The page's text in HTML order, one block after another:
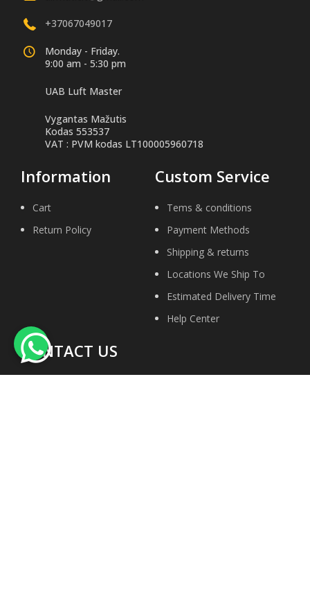
+37067049017
Monday - Friday.
9:00 am - 5:30 pm
UAB Luft Master
Vygantas Mažutis
Kodas 553537
VAT : PVM kodas LT100005960718
Information
Cart
Return Policy
Custom Service
Tems & conditions
Payment Methods
Shipping & returns
Locations We Ship To
Estimated Delivery Time
Help Center
CONTACT US